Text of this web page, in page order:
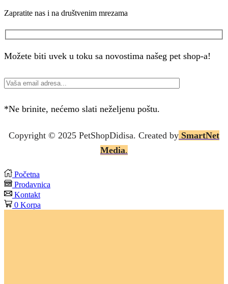
Zapratite nas i na društvenim mrezama
Facebook
Instagram
Možete biti uvek u toku sa novostima našeg pet shop-a!
*Ne brinite, nećemo slati neželjenu poštu.
Copyright © 2025 PetShopDidisa. Created by SmartNet
Media.
Početna
Prodavnica
Kontakt
0 Korpa